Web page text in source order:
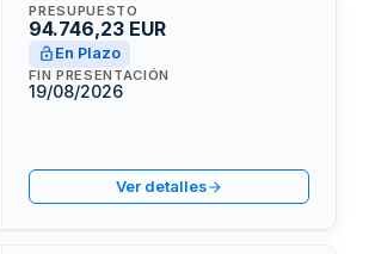
PRESUPUESTO
94.746,23 EUR
En Plazo
FIN PRESENTACIÓN
19/08/2026
Ver detalles